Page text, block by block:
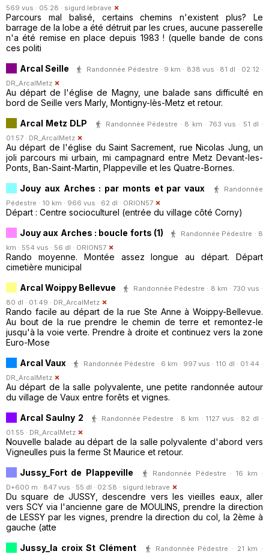
569 vus · 05:28 · sigurd.lebrave
Parcours mal balisé, certains chemins n'existent plus? Le
barrage de la lobe a été détruit par les crues, aucune passerelle
n'a été remise en place depuis 1983 ! (quelle bande de cons
ces politi
Arcal Seille
Randonnée Pédestre · 9 km · 838 vus · 81 dl · 02:12 ·
DR_ArcalMetz
Au départ de l'église de Magny, une balade sans difficulté en
bord de Seille vers Marly, Montigny-lès-Metz et retour.
Arcal Metz DLP
Randonnée Pédestre · 8 km · 763 vus · 51 dl ·
01:57 · DR_ArcalMetz
Au départ de l'église du Saint Sacrement, rue Nicolas Jung, un
joli parcours mi urbain, mi campagnard entre Metz Devant-les-
Ponts, Ban-Saint-Martin, Plappeville et les Quatre-Bornes.
Jouy aux Arches : par monts et par vaux
Randonnée
Pédestre · 10 km · 966 vus · 62 dl · ORION57
Départ : Centre socioculturel (entrée du village côté Corny)
Jouy aux Arches : boucle forts (1)
Randonnée Pédestre · 8
km · 554 vus · 56 dl · ORION57
Rando moyenne. Montée assez longue au départ. Départ
cimetière municipal
Arcal Woippy Bellevue
Randonnée Pédestre · 8 km · 730 vus ·
80 dl · 01:49 · DR_ArcalMetz
Rando facile au départ de la rue Ste Anne à Woippy-Bellevue.
Au bout de la rue prendre le chemin de terre et remontez-le
jusqu'à la voie verte. Prendre à droite et continuez vers la zone
Euro-Mose
Arcal Vaux
Randonnée Pédestre · 6 km · 997 vus · 110 dl · 01:44 ·
DR_ArcalMetz
Au départ de la salle polyvalente, une petite randonnée autour
du village de Vaux entre forêts et vignes.
Arcal Saulny 2
Randonnée Pédestre · 8 km · 1127 vus · 82 dl ·
01:55 · DR_ArcalMetz
Nouvelle balade au départ de la salle polyvalente d'abord vers
Vigneulles puis la ferme St Maurice et retour.
Jussy_Fort de Plappeville
Randonnée Pédestre · 16 km ·
D+600 m · 847 vus · 55 dl · 02:58 · sigurd.lebrave
Du square de JUSSY, descendre vers les vieilles eaux, aller
vers SCY via l'ancienne gare de MOULINS, prendre la direction
de LESSY par les vignes, prendre la direction du col, la 2ème à
gauche (atte
Jussy_la croix St Clément
Randonnée Pédestre · 21 km ·